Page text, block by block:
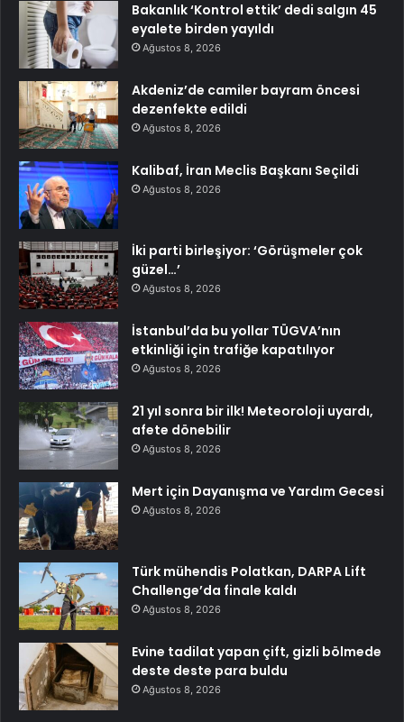
Bakanlık ‘Kontrol ettik’ dedi salgın 45
eyalete birden yayıldı
Ağustos 8, 2026
Akdeniz’de camiler bayram öncesi
dezenfekte edildi
Ağustos 8, 2026
Kalibaf, İran Meclis Başkanı Seçildi
Ağustos 8, 2026
İki parti birleşiyor: ‘Görüşmeler çok
güzel…’
Ağustos 8, 2026
İstanbul’da bu yollar TÜGVA’nın
etkinliği için trafiğe kapatılıyor
Ağustos 8, 2026
21 yıl sonra bir ilk! Meteoroloji uyardı,
afete dönebilir
Ağustos 8, 2026
Mert için Dayanışma ve Yardım Gecesi
Ağustos 8, 2026
Türk mühendis Polatkan, DARPA Lift
Challenge’da finale kaldı
Ağustos 8, 2026
Evine tadilat yapan çift, gizli bölmede
deste deste para buldu
Ağustos 8, 2026